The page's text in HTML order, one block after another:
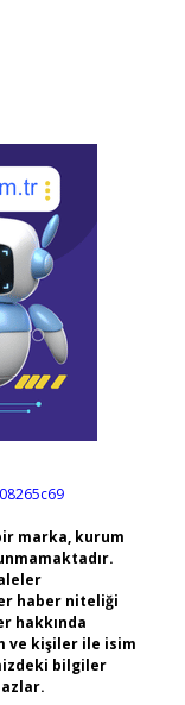
marka, kurum
haber niteliği
hakkında
ve kişiler ile isim
bilgiler